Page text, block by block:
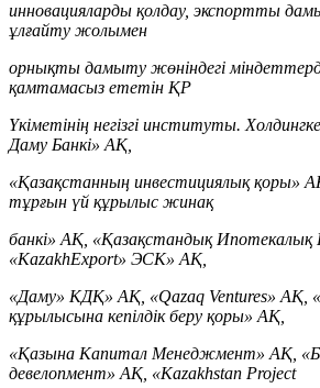
инновацияларды қолдау, экспортты
ұлғайту жолымен
орнықты дамыту жөніндегі
қамтамасыз ететін ҚР
Үкіметінің негізгі институты.
Даму Банкі» АҚ,
«Қазақстанның инвестициялық қоры»
тұрғын үй құрылыс жинақ
банкі» АҚ, «Қазақстандық
«KazakhExport» ЭСК» АҚ,
«Даму» КДҚ» АҚ, «Qazaq Ventures» АҚ,
құрылысына кепілдік беру қоры» АҚ,
«Қазына Капитал Менеджмент» АҚ,
девелопмент» АҚ, «Kazakhstan Project